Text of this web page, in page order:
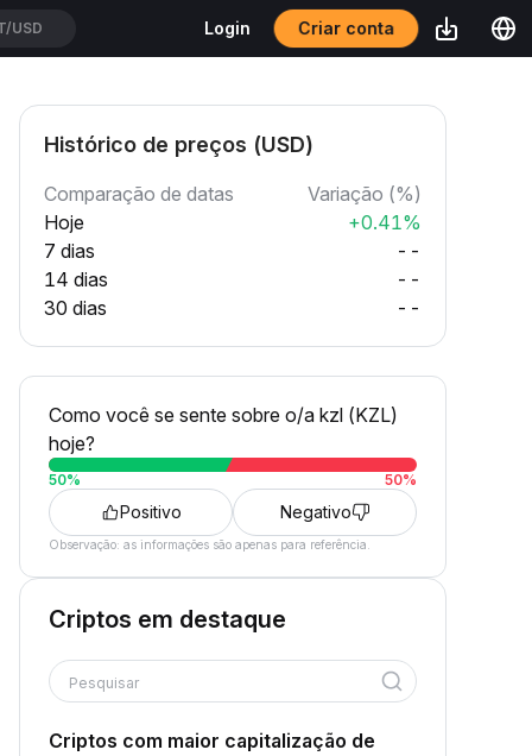
USD Login Criar conta
Histórico de preços (USD)
Comparação de datas
Variação (%)
Hoje
+0.41%
7 dias
--
14 dias
--
30 dias
--
Como você se sente sobre o/a kzl (KZL)
hoje?
50% 50%
Positivo Negativo
Observação: as informações são apenas para referência.
Criptos em destaque
Pesquisar
Criptos com maior capitalização de